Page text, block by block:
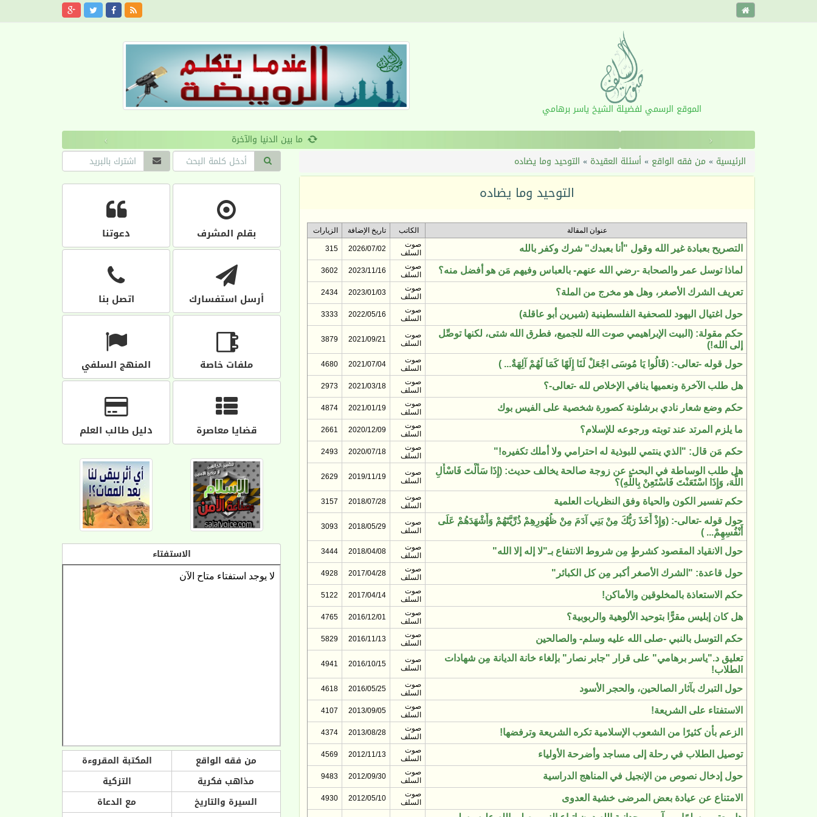
الموقع الرسمي لفضيلة الشيخ ياسر برهامي
‹
›
الرئيسية » من فقه الواقع »أسئلة العقيدة » التوحيد وما يضاده
التوحيد وما يضاده
عنوان المقالة الكاتب تاريخ الإضافة الزيارات
التصريح بعبادة غير الله وقول "أنا بعبدك" شرك وكفر بالله
صوت
السلف
2026/07/02
315
لماذا توسل عمر والصحابة -رضي الله عنهم- بالعباس وفيهم مَن هو أفضل منه؟
صوت
السلف
2023/11/16
3602
تعريف الشرك الأصغر، وهل هو مخرج من الملة؟
صوت
السلف
2023/01/03
2434
حول اغتيال اليهود للصحفية الفلسطينية (شيرين أبو عاقلة)
صوت
السلف
2022/05/16
3333
حكم مقولة: (البيت الإبراهيمي صوت الله للجميع، فطرق الله شتى، لكنها توصِّل
إلى الله!)
صوت
السلف
2021/09/21
3879
حول قوله -تعالى-: (قَالُوا يَا مُوسَى اجْعَلْ لَنَا إِلَهًا كَمَا لَهُمْ آلِهَةٌ... )
صوت
السلف
2021/07/04
4680
هل طلب الآخرة ونعميها ينافي الإخلاص لله -تعالى-؟
صوت
السلف
2021/03/18
2973
حكم وضع شعار نادي برشلونة كصورة شخصية على الفيس بوك
صوت
السلف
2021/01/19
4874
ما يلزم المرتد عند توبته ورجوعه للإسلام؟
صوت
السلف
2020/12/09
2661
حكم مَن قال: "الذي ينتمي للبوذية له احترامي ولا أملك تكفيره!"
صوت
السلف
2020/07/18
2493
هل طلب الوساطة في البحث عن زوجة صالحة يخالف حديث: (إِذَا سَأَلْتَ فَاسْأَلِ
اللَّهَ، وَإِذَا اسْتَعَنْتَ فَاسْتَعِنْ بِاللَّهِ)؟
صوت
السلف
2019/11/19
2629
حكم تفسير الكون والحياة وفق النظريات العلمية
صوت
السلف
2018/07/28
3157
حول قوله -تعالى-: (وَإِذْ أَخَذَ رَبُّكَ مِنْ بَنِي آدَمَ مِنْ ظُهُورِهِمْ ذُرِّيَّتَهُمْ وَأَشْهَدَهُمْ عَلَى
أَنْفُسِهِمْ... )
صوت
السلف
2018/05/29
3093
حول الانقياد المقصود كشرطٍ مِن شروط الانتفاع بـ"لا إله إلا الله"
صوت
السلف
2018/04/08
3444
حول قاعدة: "الشرك الأصغر أكبر مِن كل الكبائر"
صوت
السلف
2017/04/28
4928
حكم الاستعاذة بالمخلوقين والأماكن!
صوت
السلف
2017/04/14
5122
هل كان إبليس مقرًّا بتوحيد الألوهية والربوبية؟
صوت
السلف
2016/12/01
4765
حكم التوسل بالنبي -صلى الله عليه وسلم- والصالحين
صوت
السلف
2016/11/13
5829
تعليق د."ياسر برهامي" على قرار "جابر نصار" بإلغاء خانة الديانة مِن شهادات
الطلاب!
صوت
السلف
2016/10/15
4941
حول التبرك بآثار الصالحين، والحجر الأسود
صوت
السلف
2016/05/25
4618
الاستفتاء على الشريعة!
صوت
السلف
2013/09/05
4107
الزعم بأن كثيرًا من الشعوب الإسلامية تكره الشريعة وترفضها!
صوت
السلف
2013/08/28
4374
توصيل الطلاب في رحلة إلى مساجد وأضرحة الأولياء
صوت
السلف
2012/11/13
4569
حول إدخال نصوص من الإنجيل في المناهج الدراسية
صوت
السلف
2012/09/30
9483
الامتناع عن عيادة بعض المرضى خشية العدوى
صوت
السلف
2012/05/10
4930
بقلم المشرف دعوتنا
أرسل استفسارك اتصل بنا
ملفات خاصة المنهج السلفي
قضايا معاصرة دليل طالب العلم
الاستفتاء
من فقه الواقع
المكتبة المقروءة
مذاهب فكرية
التزكية
السيرة والتاريخ
مع الدعاة